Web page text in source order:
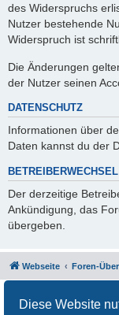
Diese Website
des Widerspruchs
Nutzer bestehende
Widerspruch ist
Die Änderungen
der Nutzer seinen
DATENSCHUTZ
Informationen über
Daten kannst du der
BETREIBERWECHSEL
Der derzeitige
Ankündigung, das
übergeben.
Webseite Foren-